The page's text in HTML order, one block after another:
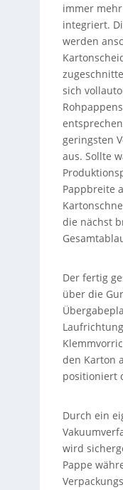
immer
integriert.
werden
sich
geringsten
aus. Sollte
Pappbreite
die nächst
Der fertig
über die
den Karton
positioniert
Durch ein
wird
Pappe